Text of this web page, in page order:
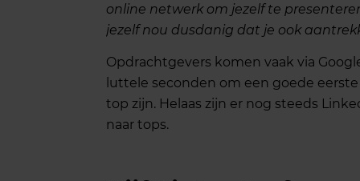
online netwerk om jezelf te
jezelf nou dusdanig dat je ook
Opdrachtgevers komen vaak via
luttele seconden om een goede
top zijn. Helaas zijn er nog steeds
naar tops.